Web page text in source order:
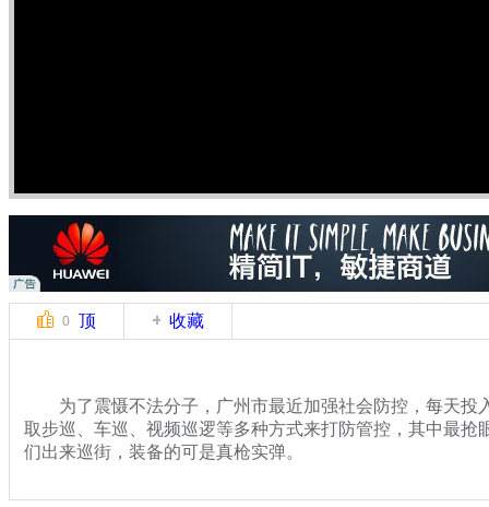
0 顶 收藏
为了震慑不法分子，广州市最近加强社会防控，每天投
取步巡、车巡、视频巡逻等多种方式来打防管控，其中最抢
们出来巡街，装备的可是真枪实弹。